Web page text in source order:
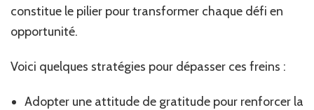
constitue le pilier pour transformer chaque défi en
opportunité.
Voici quelques stratégies pour dépasser ces freins :
Adopter une attitude de gratitude pour renforcer la